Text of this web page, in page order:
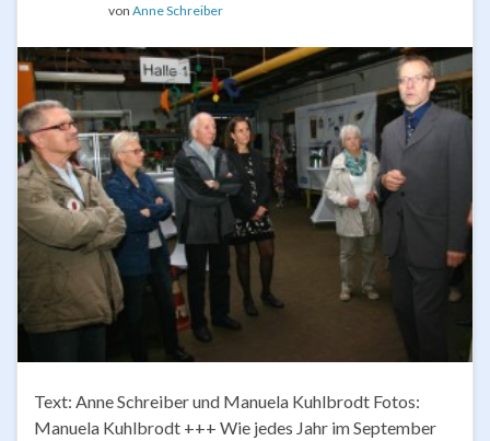
von Anne Schreiber
Text: Anne Schreiber und Manuela Kuhlbrodt Fotos:
Manuela Kuhlbrodt +++ Wie jedes Jahr im September